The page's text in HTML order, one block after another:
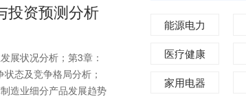
投资预测分析
展状况分析；第3章：
态及竞争格局分析；
造业细分产品发展趋势
能源电力
医疗健康
家用电器